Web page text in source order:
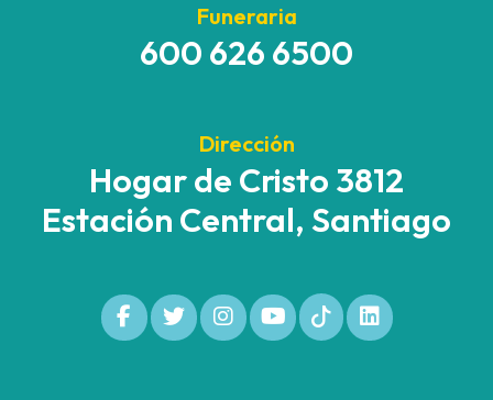
Funeraria
600 626 6500
Dirección
Hogar de Cristo 3812
Estación Central, Santiago